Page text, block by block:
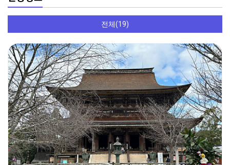
전체(19)